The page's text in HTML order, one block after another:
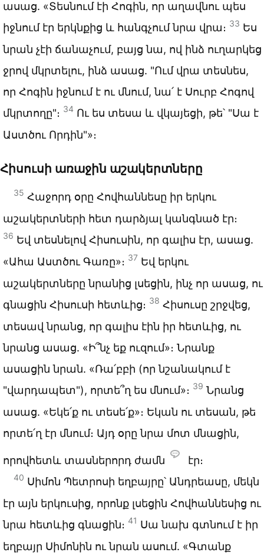
ասաց. «Տեսնում էի Հոգին, որ աղավնու պես
իջնում էր երկնքից և հանգչում նրա վրա։ 33 Ես
նրան չէի ճանաչում, բայց նա, ով ինձ ուղարկեց
ջրով մկրտելու, ինձ ասաց. "Ում վրա տեսնես,
որ Հոգին իջնում է ու մնում, նա՛ է Սուրբ Հոգով
մկրտողը"։ 34 Ու ես տեսա և վկայեցի, թե՝ "Սա է
Աստծու Որդին"»։
Հիսուսի առաջին աշակերտները
35 Հաջորդ օրը Հովհաննեսը իր երկու
աշակերտների հետ դարձյալ կանգնած էր։
36 Եվ տեսնելով Հիսուսին, որ գալիս էր, ասաց.
«Ահա Աստծու Գառը»։ 37 Եվ երկու
աշակերտները նրանից լսեցին, ինչ որ ասաց, ու
գնացին Հիսուսի հետևից։ 38 Հիսուսը շրջվեց,
տեսավ նրանց, որ գալիս էին իր հետևից, ու
նրանց ասաց. «Ի՞նչ եք ուզում»։ Նրանք
ասացին նրան. «Ռա՛բբի (որ նշանակում է
"վարդապետ"), որտե՞ղ ես մնում»։ 39 Նրանց
ասաց. «Եկե՛ք ու տեսե՛ք»։ Եկան ու տեսան, թե
որտե՛ղ էր մնում։ Այդ օրը նրա մոտ մնացին,
որովհետև տասներորդ ժամն էր։
40 Սիմոն Պետրոսի եղբայրը՝ Անդրեասը, մեկն
էր այն երկուսից, որոնք լսեցին Հովհաննեսից ու
նրա հետևից գնացին։ 41 Սա նախ գտնում է իր
եղբայր Սիմոնին ու նրան ասում. «Գտանք